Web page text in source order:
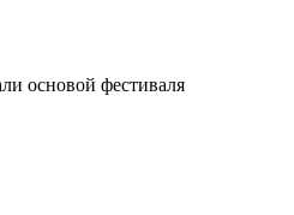
основой фестиваля